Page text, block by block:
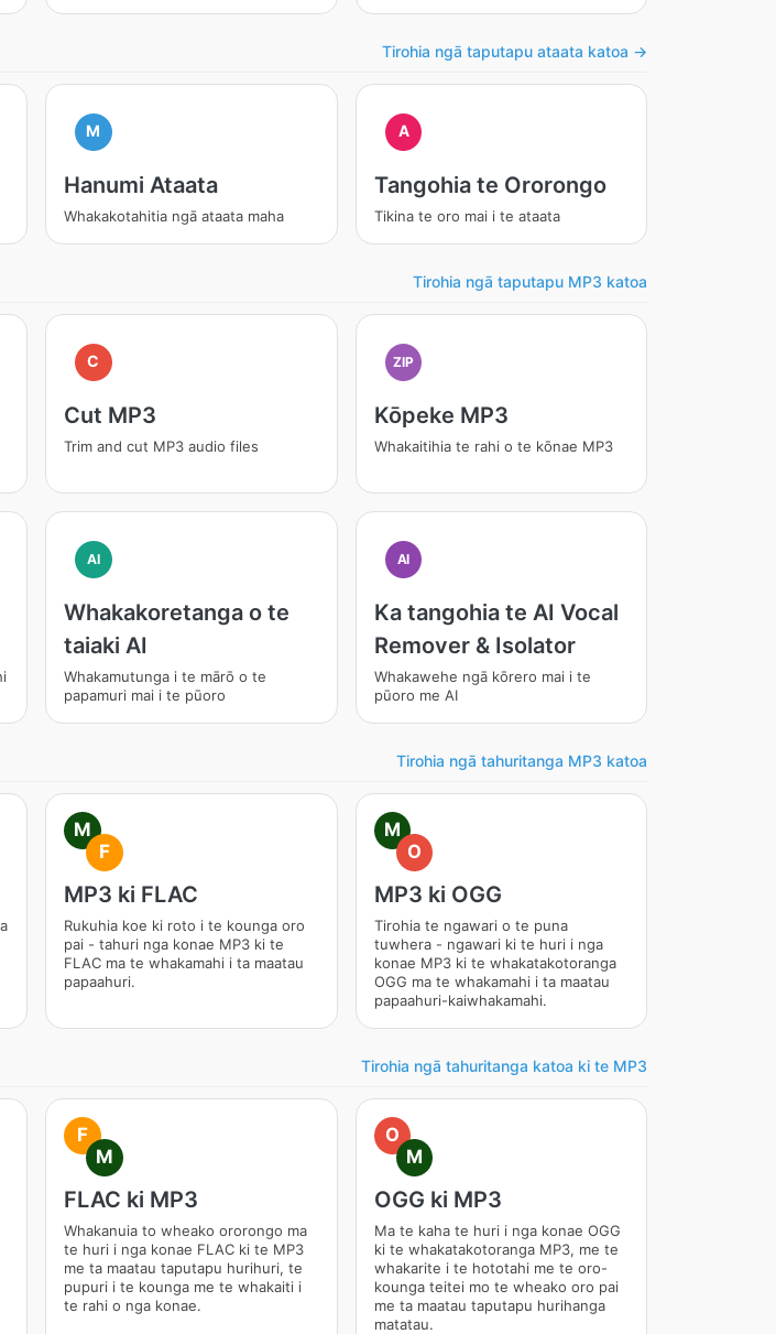
Tirohia ngā taputapu ataata katoa →
M
Hanumi Ataata
Whakakotahitia ngā ataata maha
A
Tangohia te Ororongo
Tikina te oro mai i te ataata
Tirohia ngā taputapu MP3 katoa
C
Cut MP3
Trim and cut MP3 audio files
ZIP
Kōpeke MP3
Whakaitihia te rahi o te kōnae MP3
AI
Whakakoretanga o te
taiaki AI
Whakamutunga i te mārō o te
papamuri mai i te pūoro
AI
Ka tangohia te AI Vocal
Remover & Isolator
Whakawehe ngā kōrero mai i te
pūoro me AI
Tirohia ngā tahuritanga MP3 katoa
M
F
MP3 ki FLAC
Rukuhia koe ki roto i te kounga oro
pai - tahuri nga konae MP3 ki te
FLAC ma te whakamahi i ta maatau
papaahuri.
M
O
MP3 ki OGG
Tirohia te ngawari o te puna
tuwhera - ngawari ki te huri i nga
konae MP3 ki te whakatakotoranga
OGG ma te whakamahi i ta maatau
papaahuri-kaiwhakamahi.
Tirohia ngā tahuritanga katoa ki te MP3
F
M
FLAC ki MP3
Whakanuia to wheako ororongo ma
te huri i nga konae FLAC ki te MP3
me ta maatau taputapu hurihuri, te
pupuri i te kounga me te whakaiti i
te rahi o nga konae.
O
M
OGG ki MP3
Ma te kaha te huri i nga konae OGG
ki te whakatakotoranga MP3, me te
whakarite i te hototahi me te oro-
kounga teitei mo te wheako oro pai
me ta maatau taputapu hurihanga
matatau.